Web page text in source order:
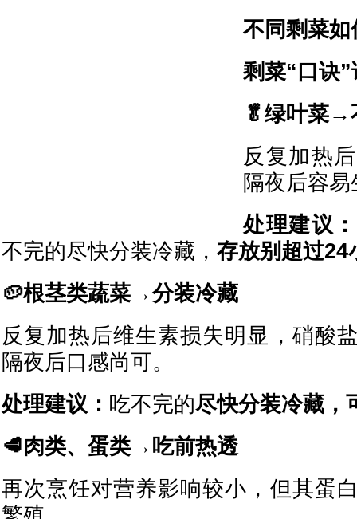
不同剩菜如
剩菜“口诀
🥬绿叶菜→
反复加热
隔夜后容
处理建议：
不完的尽快分装冷藏， 存放别超过24
🥔根茎类蔬菜→分装冷藏
反复加热后维生素损失明显，硝酸
隔夜后口感尚可。
处理建议： 吃不完的尽快分装冷藏，
🥩肉类、蛋类→吃前热透
再次烹饪对营养影响较小，但其蛋